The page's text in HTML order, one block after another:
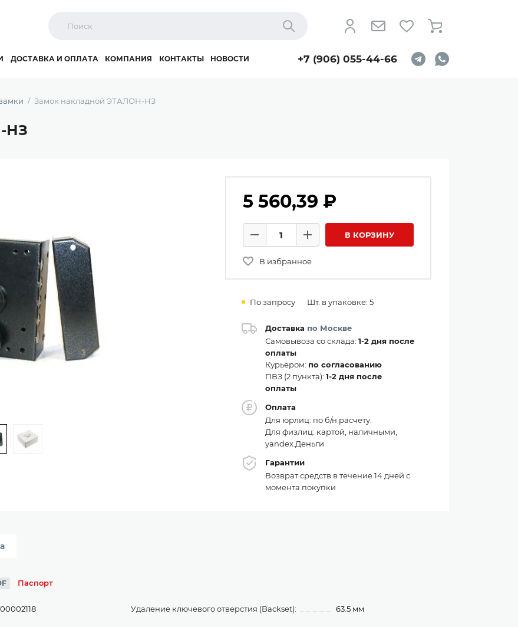
Найти
ДОСТАВКА И ОПЛАТА КОМПАНИЯ КОНТАКТЫ НОВОСТИ +7 (906) 055-44-66
Замок накладной ЭТАЛОН-НЗ
НЗ
5 560,39 ₽
Количество товаров
Минус
Плюс В КОРЗИНУ
В избранное
По запросу Шт. в упаковке: 5
Доставка по Москве
Самовывоза со склада: 1-2 дня после
оплаты
Курьером: по согласованию
ПВЗ (2 пункта): 1-2 дня после
оплаты
Оплата
Для юрлиц: по б/н расчету.
Для физлиц: картой, наличными,
yandex.Деньги
Гарантии
Возврат средств в течение 14 дней с
момента покупки
Паспорт
00002118 Удаление ключевого отверстия (Backset): 63.5 мм